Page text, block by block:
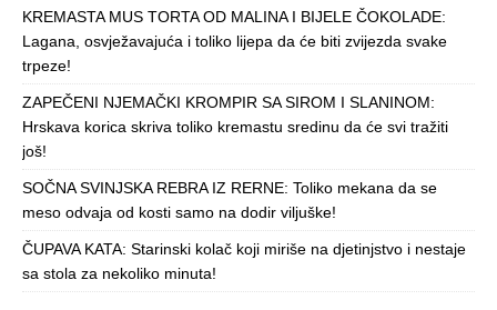
KREMASTA MUS TORTA OD MALINA I BIJELE ČOKOLADE:
Lagana, osvježavajuća i toliko lijepa da će biti zvijezda svake
trpeze!
ZAPEČENI NJEMAČKI KROMPIR SA SIROM I SLANINOM:
Hrskava korica skriva toliko kremastu sredinu da će svi tražiti
još!
SOČNA SVINJSKA REBRA IZ RERNE: Toliko mekana da se
meso odvaja od kosti samo na dodir viljuške!
ČUPAVA KATA: Starinski kolač koji miriše na djetinjstvo i nestaje
sa stola za nekoliko minuta!